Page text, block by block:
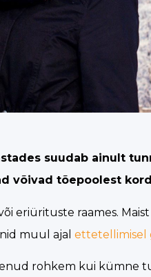
suudab ainult
võivad tõepoolest
eriürituste raames.
muul ajal ettetellimisel
rohkem kui